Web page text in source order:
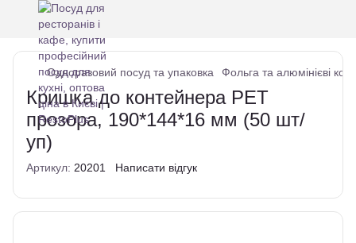
Одноразовий посуд та упаковка Фольга та алюмінієві
Кришка до контейнера РЕТ
прозора, 190*144*16 мм (50 шт/
уп)
Артикул: 20201 Написати відгук